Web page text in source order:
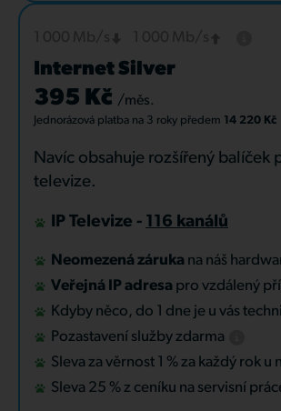
Internet Silver
395 Kč /měs.
Jednorázová platba na 3 roky předem 14 220 Kč
Navíc obsahuje rozšířený balíček
televize.
IP Televize - 116 kanálů
Neomezená záruka na náš
Veřejná IP adresa pro vzdálený
Kdyby něco, do 1 dne je u vás
Pozastavení služby zdarma
Sleva za věrnost 1 % za každý rok u
Sleva 25 % z ceníku na servisní